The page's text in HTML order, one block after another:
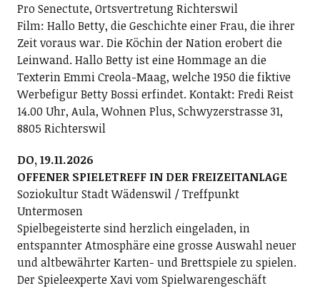
Pro Senectute, Ortsvertretung Richterswil
Film: Hallo Betty, die Geschichte einer Frau, die ihrer
Zeit voraus war. Die Köchin der Nation erobert die
Leinwand. Hallo Betty ist eine Hommage an die
Texterin Emmi Creola-Maag, welche 1950 die fiktive
Werbefigur Betty Bossi erfindet. Kontakt: Fredi Reist
14.00 Uhr, Aula, Wohnen Plus, Schwyzerstrasse 31,
8805 Richterswil
DO, 19.11.2026
OFFENER SPIELETREFF IN DER FREIZEITANLAGE
Soziokultur Stadt Wädenswil / Treffpunkt
Untermosen
Spielbegeisterte sind herzlich eingeladen, in
entspannter Atmosphäre eine grosse Auswahl neuer
und altbewährter Karten- und Brettspiele zu spielen.
Der Spieleexperte Xavi vom Spielwarengeschäft